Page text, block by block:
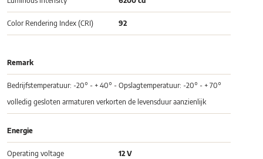
Color Rendering Index (CRI) 92
Remark
Bedrijfstemperatuur: -20° - + 40° - Opslagtemperatuur: -20° - + 70°
volledig gesloten armaturen verkorten de levensduur aanzienlijk
Energie
Operating voltage 12 V